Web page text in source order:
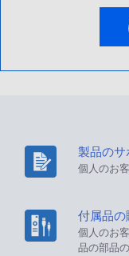
製品のサ
個人のお
付属品の
個人のお
品の部品